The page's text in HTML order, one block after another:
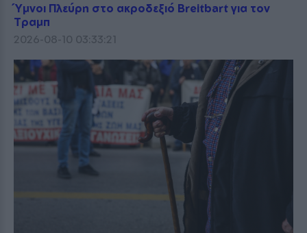
Ύμνοι Πλεύρη στο ακροδεξιό Breitbart για τον
Τραμπ
2026-08-10 03:33:21